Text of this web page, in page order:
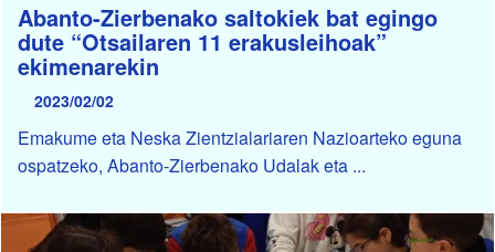
Abanto-Zierbenako saltokiek bat egingo
dute “Otsailaren 11 erakusleihoak”
ekimenarekin
2023/02/02
Emakume eta Neska Zientzialariaren Nazioarteko eguna
ospatzeko, Abanto-Zierbenako Udalak eta ...